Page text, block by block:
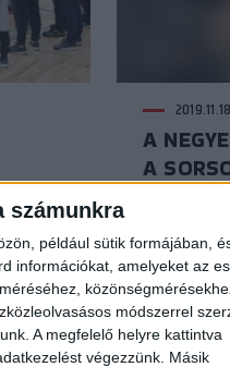
számunkra
például sütik formájában,
információkat, amelyeket az
módszerrel
A megfelelő helyre kattintva
végezzünk. Másik
A
A